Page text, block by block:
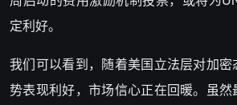
定利好。
我们可以看到，随着美国立法层对加
势表现利好，市场信心正在回暖。虽